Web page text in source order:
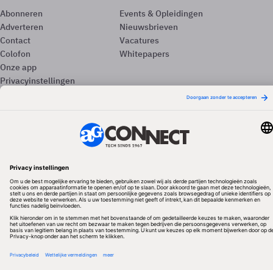
Abonneren
Adverteren
Contact
Colofon
Onze app
Privacyinstellingen
Events & Opleidingen
Nieuwsbrieven
Vacatures
Whitepapers
Algemene Voorwaarden & Copyrights
Privacy & Cookies